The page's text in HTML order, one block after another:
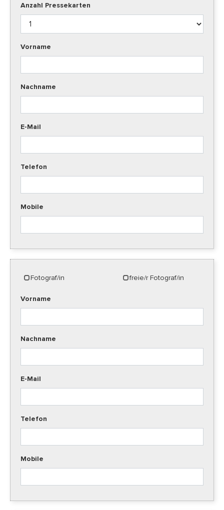
Anzahl Pressekarten
Vorname
Nachname
E-Mail
Telefon
Mobile
Fotograf/in freie/r Fotograf/in
Vorname
Nachname
E-Mail
Telefon
Mobile